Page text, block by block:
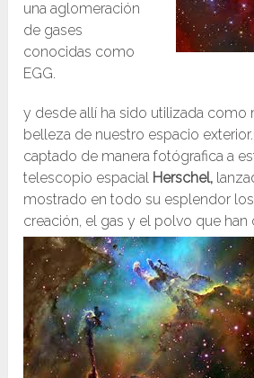
una aglomeración
de gases
conocidas como
EGG.
y desde allí ha sido utilizada como
belleza de nuestro espacio
captado de manera fotógrafica a
telescopio espacial Herschel,
mostrado en todo su esplendor
creación, el gas y el polvo que han